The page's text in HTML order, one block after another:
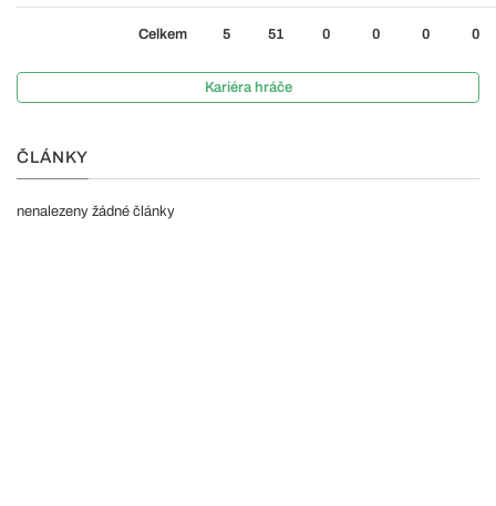
Celkem 5 51 0 0 0 0
Kariéra hráče
ČLÁNKY
nenalezeny žádné články